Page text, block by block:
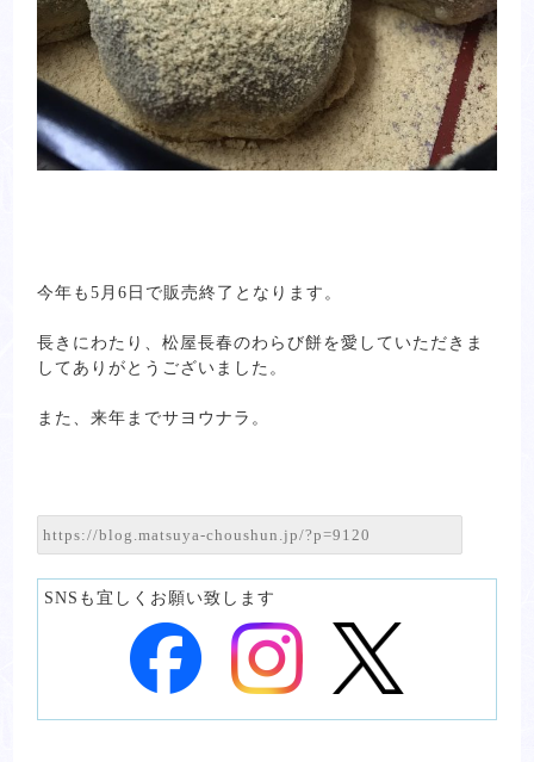
今年も5月6日で販売終了となります。
長きにわたり、松屋長春のわらび餅を愛していただきま
してありがとうございました。
また、来年までサヨウナラ。
SNSも宜しくお願い致します